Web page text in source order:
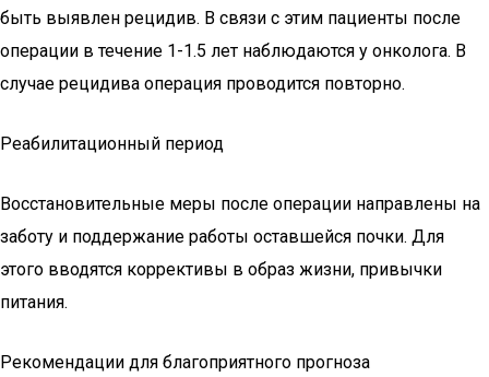
быть выявлен рецидив. В связи с этим пациенты после
операции в течение 1-1.5 лет наблюдаются у онколога. В
случае рецидива операция проводится повторно.
Реабилитационный период
Восстановительные меры после операции направлены на
заботу и поддержание работы оставшейся почки. Для
этого вводятся коррективы в образ жизни, привычки
питания.
Рекомендации для благоприятного прогноза